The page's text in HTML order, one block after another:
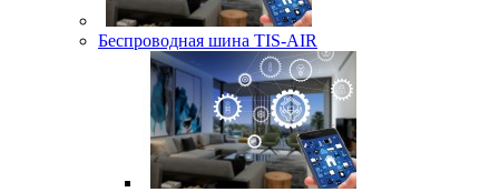
Беспроводная шина TIS-AIR